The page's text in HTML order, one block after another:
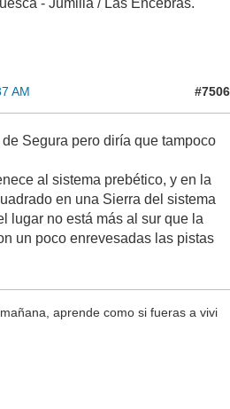
- Jumilla / Las Encebras.
AM #7506
Segura pero diría que tampoco
al sistema prebético, y en la
en una Sierra del sistema
lugar no está más al sur que la
un poco enrevesadas las pistas
aprende como si fueras a vivi